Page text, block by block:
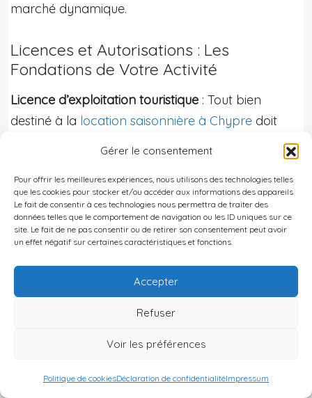
Gérer le consentement
Pour offrir les meilleures expériences, nous utilisons des technologies telles
que les cookies pour stocker et/ou accéder aux informations des appareils.
Le fait de consentir à ces technologies nous permettra de traiter des
données telles que le comportement de navigation ou les ID uniques sur ce
site. Le fait de ne pas consentir ou de retirer son consentement peut avoir
un effet négatif sur certaines caractéristiques et fonctions.
Accepter
Refuser
Voir les préférences
Politique de cookiesDéclaration de confidentialitéImpressum
marché dynamique.
Licences et Autorisations : Les
Fondations de Votre Activité
Licence d’exploitation touristique : Tout bien
destiné à la location saisonnière à Chypre doit
Tourisme de Chypre (CTO). Cette licence garantit
que la propriété répond aux normes de qualité et
de sécurité requises pour l’accueil de touristes.
Procédure d’obtention: La demande de licence
compétentes. Les critères évalués incluent la
sécurité, l’hygiène, les équipements et
l’accessibilité. Le processus peut prendre plusieurs
semaines, voire quelques mois, il est donc crucial
location.